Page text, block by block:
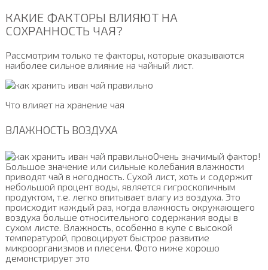
КАКИЕ ФАКТОРЫ ВЛИЯЮТ НА
СОХРАННОСТЬ ЧАЯ?
Рассмотрим только те факторы, которые оказываются
наиболее сильное влияние на чайный лист.
Что влияет на хранение чая
ВЛАЖНОСТЬ ВОЗДУХА
Очень значимый фактор!
Большое значение или сильные колебания влажности
приводят чай в негодность. Сухой лист, хоть и содержит
небольшой процент воды, является гигроскопичным
продуктом, т.е. легко впитывает влагу из воздуха. Это
происходит каждый раз, когда влажность окружающего
воздуха больше относительного содержания воды в
сухом листе. Влажность, особенно в купе с высокой
температурой, провоцирует быстрое развитие
микроорганизмов и плесени. Фото ниже хорошо
демонстрирует это